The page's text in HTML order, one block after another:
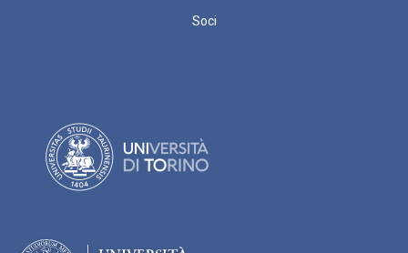
Soci